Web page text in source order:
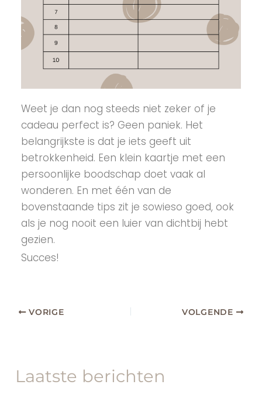
Weet je dan nog steeds niet zeker of je
cadeau perfect is? Geen paniek. Het
belangrijkste is dat je iets geeft uit
betrokkenheid. Een klein kaartje met een
persoonlijke boodschap doet vaak al
wonderen. En met één van de
bovenstaande tips zit je sowieso goed, ook
als je nog nooit een luier van dichtbij hebt
gezien.
Succes!
VORIGE VOLGENDE
Laatste berichten